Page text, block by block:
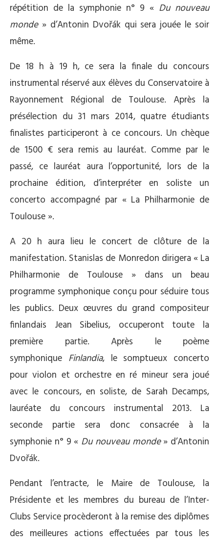
répétition de la symphonie n° 9 « Du nouveau
monde» d’Antonin Dvořák qui sera jouée le soir
même.
De 18 h à 19 h, ce sera la finale du concours
instrumental réservé aux élèves du Conservatoire à
Rayonnement Régional de Toulouse. Après la
présélection du 31 mars 2014, quatre étudiants
finalistes participeront à ce concours. Un chèque
de 1500 € sera remis au lauréat. Comme par le
passé, ce lauréat aura l’opportunité, lors de la
prochaine édition, d’interpréter en soliste un
concerto accompagné par « La Philharmonie de
Toulouse ».
A 20 h aura lieu le concert de clôture de la
manifestation. Stanislas de Monredon dirigera « La
Philharmonie de Toulouse » dans un beau
programme symphonique conçu pour séduire tous
les publics. Deux œuvres du grand compositeur
finlandais Jean Sibelius, occuperont toute la
première partie. Après le poème
symphonique Finlandia, le somptueux concerto
pour violon et orchestre en ré mineur sera joué
avec le concours, en soliste, de Sarah Decamps,
lauréate du concours instrumental 2013. La
seconde partie sera donc consacrée à la
symphonie n° 9 « Du nouveau monde» d’Antonin
Dvořák.
Pendant l’entracte, le Maire de Toulouse, la
Présidente et les membres du bureau de l’Inter-
Clubs Service procèderont à la remise des diplômes
des meilleures actions effectuées par tous les